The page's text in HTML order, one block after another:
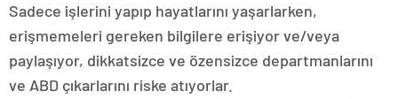
Sadece işlerini yapıp hayatlarını yaşarlarken,
erişmemeleri gereken bilgilere erişiyor ve/veya
paylaşıyor, dikkatsizce ve özensizce departmanlarını
ve ABD çıkarlarını riske atıyorlar.